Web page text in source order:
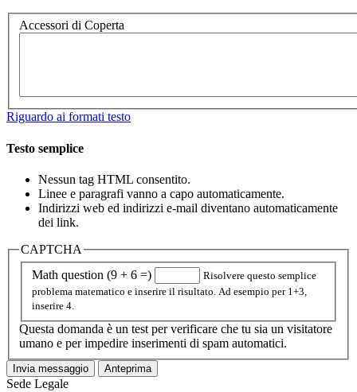
Accessori di Coperta
Riguardo ai formati testo
Testo semplice
Nessun tag HTML consentito.
Linee e paragrafi vanno a capo automaticamente.
Indirizzi web ed indirizzi e-mail diventano automaticamente
dei link.
CAPTCHA
Math question (9 + 6 =)
Risolvere questo semplice
problema matematico e inserire il risultato. Ad esempio per 1+3,
inserire 4.
Questa domanda è un test per verificare che tu sia un visitatore
umano e per impedire inserimenti di spam automatici.
Sede Legale